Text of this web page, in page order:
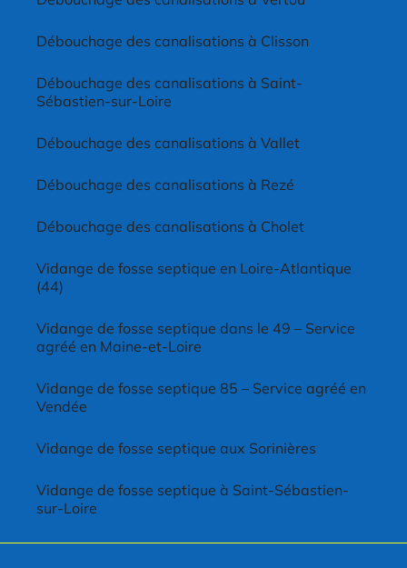
Débouchage des canalisations à Clisson
Débouchage des canalisations à Saint-
Sébastien-sur-Loire
Débouchage des canalisations à Vallet
Débouchage des canalisations à Rezé
Débouchage des canalisations à Cholet
Vidange de fosse septique en Loire-Atlantique
(44)
Vidange de fosse septique dans le 49 – Service
agréé en Maine-et-Loire
Vidange de fosse septique 85 – Service agréé en
Vendée
Vidange de fosse septique aux Sorinières
Vidange de fosse septique à Saint-Sébastien-
sur-Loire